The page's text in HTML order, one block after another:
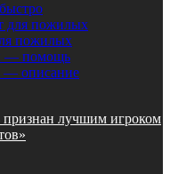
для пожилых
пожилых
— помощь
— описание
лучшим игроком